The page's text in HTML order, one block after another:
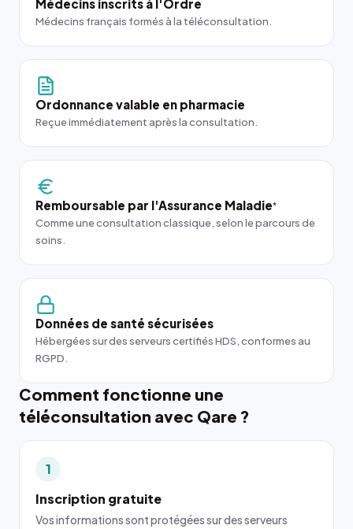
Médecins inscrits à l'Ordre
Médecins français formés à la téléconsultation.
Ordonnance valable en pharmacie
Reçue immédiatement après la consultation.
Remboursable par l'Assurance Maladie*
Comme une consultation classique, selon le parcours de
soins.
Données de santé sécurisées
Hébergées sur des serveurs certifiés HDS, conformes au
RGPD.
Comment fonctionne une
téléconsultation avec Qare ?
1
Inscription gratuite
Vos informations sont protégées sur des serveurs